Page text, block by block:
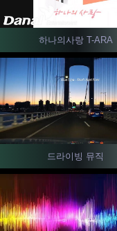
하나의사랑 T-ARA
드라이빙 뮤직